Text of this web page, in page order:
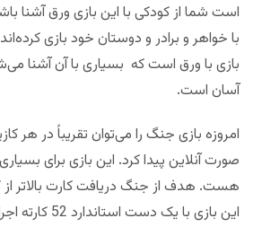
است شما از کودکی با این بازی ورق آشنا
با خواهر و برادر و دوستان خود بازی
بازی با ورق است که بسیاری با آن آشنا
آسان است.
امروزه بازی جنگ را می‌توان تقریباً در هر
صورت آنلاین پیدا کرد. این بازی برای
هست. هدف از جنگ دریافت کارت بالاتر